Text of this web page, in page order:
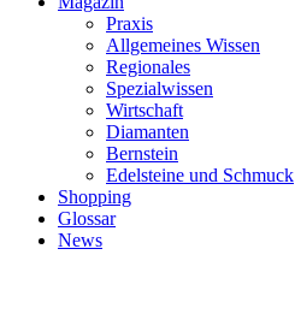
Praxis
Allgemeines Wissen
Regionales
Spezialwissen
Wirtschaft
Diamanten
Bernstein
Edelsteine und Schmuck
Shopping
Glossar
News